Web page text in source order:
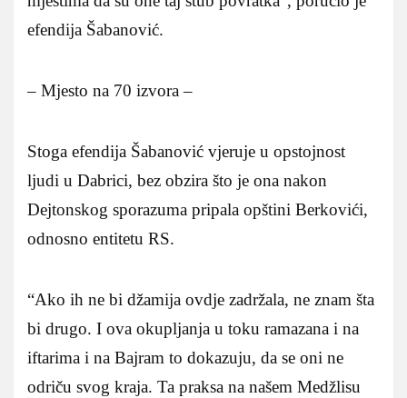
efendija Šabanović.
– Mjesto na 70 izvora –
Stoga efendija Šabanović vjeruje u opstojnost
ljudi u Dabrici, bez obzira što je ona nakon
Dejtonskog sporazuma pripala opštini Berkovići,
odnosno entitetu RS.
“Ako ih ne bi džamija ovdje zadržala, ne znam šta
bi drugo. I ova okupljanja u toku ramazana i na
iftarima i na Bajram to dokazuju, da se oni ne
odriču svog kraja. Ta praksa na našem Medžlisu